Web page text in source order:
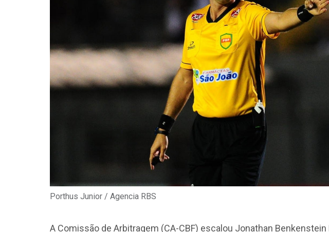
Porthus Junior / Agencia RBS
A Comissão de Arbitragem (CA-CBF) escalou Jonathan Benkenstein